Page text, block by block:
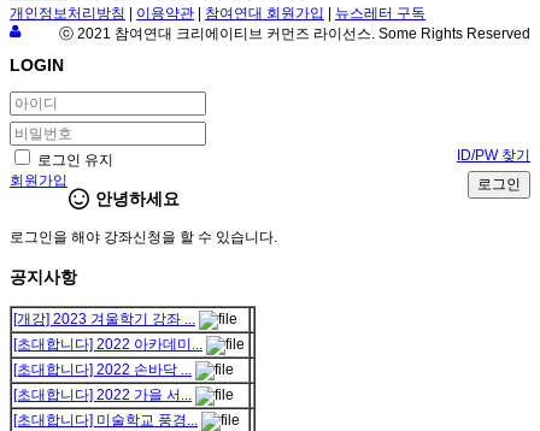
개인정보처리방침
이용약관 참여연대 회원가입
뉴스레터 구독
ⓒ 2021 참여연대 크리에이티브 커먼즈 라이선스. Some Rights Reserved
LOGIN
로그인 유지
ID/PW 찾기
회원가입
로그인
안녕하세요
로그인을 해야 강좌신청을 할 수 있습니다.
공지사항
[개강] 2023 겨울학기 강좌 ...
[초대합니다] 2022 아카데미...
[초대합니다] 2022 손바닥 ...
[초대합니다] 2022 가을 서...
[초대합니다] 미술학교 풍경...